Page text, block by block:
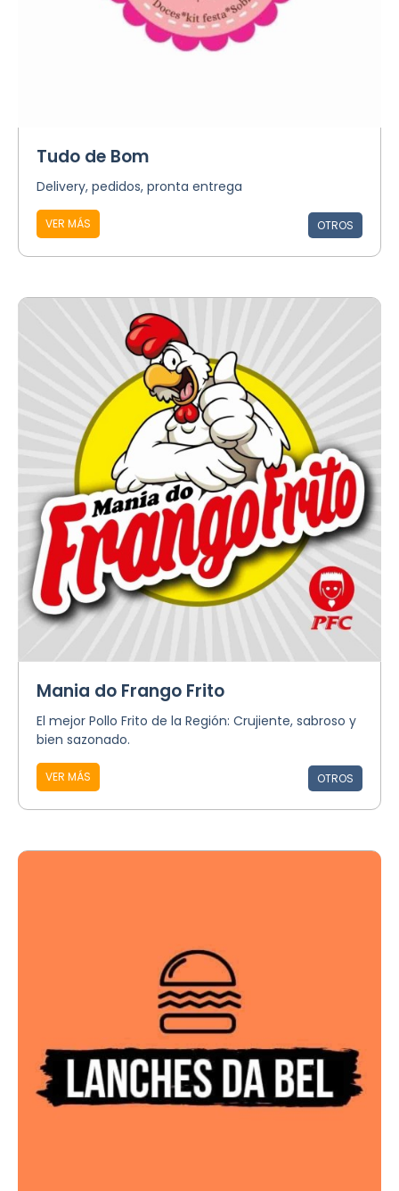
Tudo de Bom
Delivery, pedidos, pronta entrega
VER MÁS OTROS
Mania do Frango Frito
El mejor Pollo Frito de la Región: Crujiente, sabroso y
bien sazonado.
VER MÁS OTROS